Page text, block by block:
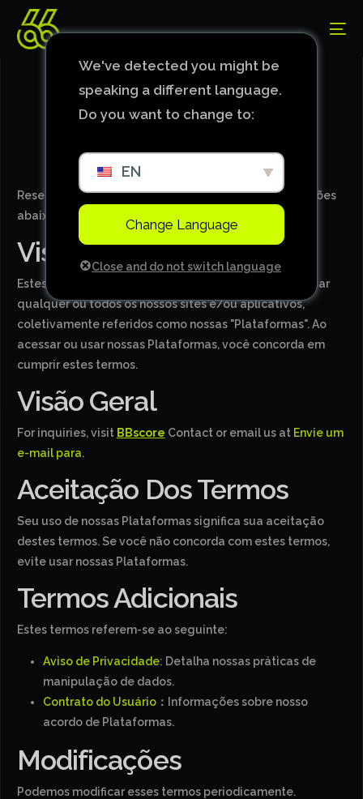
Termos E Condições
Reserve um momento para revisar os termos e condições
abaixo antes de utilizar nossas plataformas.
Visão Geral
Estes termos delineiam as diretrizes para acessar e usar
qualquer ou todos os nossos sites e/ou aplicativos,
coletivamente referidos como nossas "Plataformas". Ao
acessar ou usar nossas Plataformas, você concorda em
cumprir estes termos.
Visão Geral
For inquiries, visit BBscore Contact or email us at Envie um
e-mail para.
Aceitação Dos Termos
Seu uso de nossas Plataformas significa sua aceitação
destes termos. Se você não concorda com estes termos,
evite usar nossas Plataformas.
Termos Adicionais
Estes termos referem-se ao seguinte:
Aviso de Privacidade: Detalha nossas práticas de
manipulação de dados.
Contrato do Usuário：Informações sobre nosso
acordo de Plataformas.
Modificações
Podemos modificar esses termos periodicamente.
We've detected you might be
speaking a different language.
Do you want to change to:
EN
Change Language
Close and do not switch language